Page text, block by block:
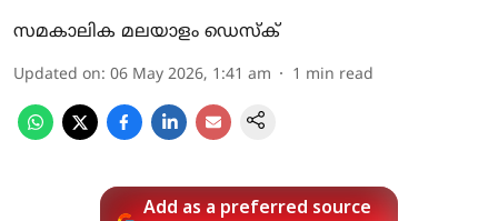
സമകാലിക മലയാളം ഡെസ്ക്
Updated on: 06 May 2026, 1:41 am 1 min read
Add as a preferred source